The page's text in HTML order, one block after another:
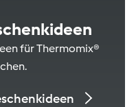
für Thermomix®